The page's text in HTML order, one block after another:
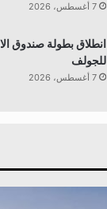
7 أغسطس، 2026
انطلاق بطولة صندوق
للجولف
7 أغسطس، 2026